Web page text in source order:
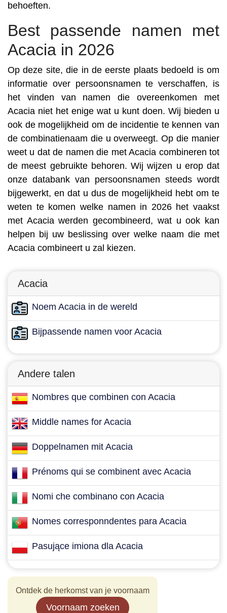
behoeften.
Best passende namen met
Acacia in 2026
Op deze site, die in de eerste plaats bedoeld is om
informatie over persoonsnamen te verschaffen, is
het vinden van namen die overeenkomen met
Acacia niet het enige wat u kunt doen. Wij bieden u
ook de mogelijkheid om de incidentie te kennen van
de combinatienaam die u overweegt. Op die manier
weet u dat de namen die met Acacia combineren tot
de meest gebruikte behoren. Wij wijzen u erop dat
onze databank van persoonsnamen steeds wordt
bijgewerkt, en dat u dus de mogelijkheid hebt om te
weten te komen welke namen in 2026 het vaakst
met Acacia werden gecombineerd, wat u ook kan
helpen bij uw beslissing over welke naam die met
Acacia combineert u zal kiezen.
Acacia
Noem Acacia in de wereld
Bijpassende namen voor Acacia
Andere talen
Nombres que combinen con Acacia
Middle names for Acacia
Doppelnamen mit Acacia
Prénoms qui se combinent avec Acacia
Nomi che combinano con Acacia
Nomes corresponndentes para Acacia
Pasujące imiona dla Acacia
Ontdek de herkomst van je voornaam
Voornaam zoeken